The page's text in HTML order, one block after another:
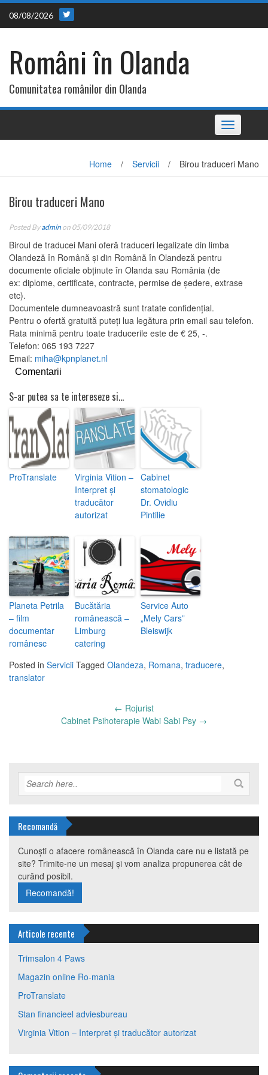
Skip
content
08/08/2026
Români în Olanda
Comunitatea românilor din Olanda
Toggle
navigation
Home / Servicii / Birou traduceri Mano
Birou traduceri Mano
Posted Byadmin on 05/09/2018
Biroul de traducei Mani oferă traduceri legalizate din limba
Olandeză în Română și din Română în Olandeză pentru
documente oficiale obținute în Olanda sau România (de
ex: diplome, certificate, contracte, permise de ședere, extrase
etc).
Documentele dumneavoastră sunt tratate confidențial.
Pentru o ofertă gratuită puteți lua legătura prin email sau telefon.
Rata minimă pentru toate traducerile este de € 25, -.
Telefon: 065 193 7227
Email: miha@kpnplanet.nl
Comentarii
S-ar putea sa te intereseze si...
ProTranslate
Virginia Vition –
Interpret și
traducător
autorizat
Cabinet
stomatologic
Dr. Ovidiu
Pintilie
Planeta Petrila
– film
documentar
românesc
Bucătăria
românească –
Limburg
catering
Service Auto
„Mely Cars”
Bleiswijk
Posted in Servicii Tagged Olandeza, Romana, traducere,
translator
← Rojurist
Cabinet Psihoterapie Wabi Sabi Psy →
Recomandă
Cunoști o afacere românească în Olanda care nu e listată pe
site? Trimite-ne un mesaj și vom analiza propunerea cât de
curând posibil.
Recomandă!
Articole recente
Trimsalon 4 Paws
Magazin online Ro-mania
ProTranslate
Stan financieel adviesbureau
Virginia Vition – Interpret și traducător autorizat